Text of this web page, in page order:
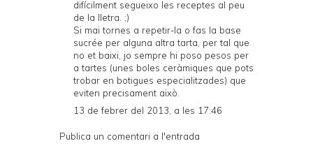
difícilment segueixo les receptes al peu
de la lletra. ;)
Si mai tornes a repetir-la o fas la base
sucrée per alguna altra tarta, per tal que
no et baixi, jo sempre hi poso pesos per
a tartes (unes boles ceràmiques que pots
trobar en botigues especialitzades) que
eviten precisament això.
13 de febrer del 2013, a les 17:46
Publica un comentari a l'entrada